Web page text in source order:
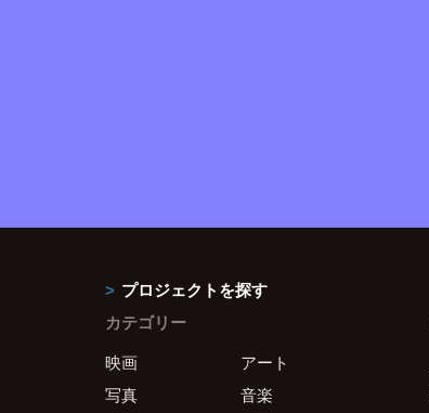
プロジェクトを探す
カテゴリー
映画
アート
写真
音楽